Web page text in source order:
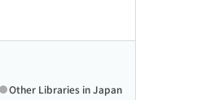
Other Libraries in Japan